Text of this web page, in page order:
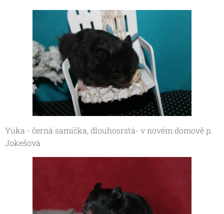
Yuka - černá samička, dlouhosrstá- v novém domově p.
Jokešová